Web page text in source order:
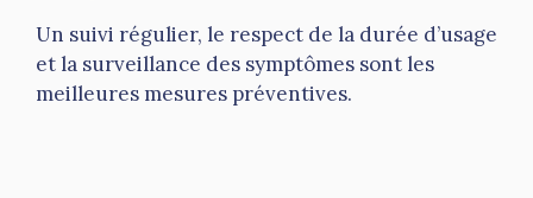
Un suivi régulier, le respect de la durée d’usage
et la surveillance des symptômes sont les
meilleures mesures préventives.